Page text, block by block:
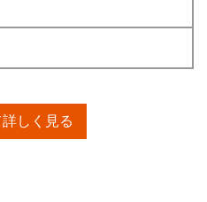
しく見る